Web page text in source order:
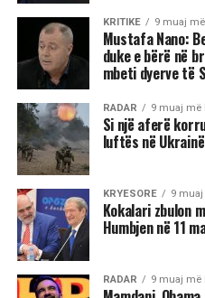
KRITIKE 9 muaj
Mustafa Nano:
duke e bërë në
mbeti dyerve të
RADAR 9 muaj më
Si një aferë
luftës në Ukrainë
KRYESORE 9
Kokalari zbulon
Humbjen në 11
RADAR 9 muaj më